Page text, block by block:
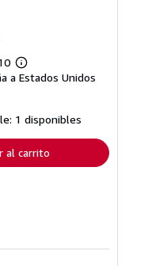
Más
información
tarifas
de
envío
a Estados Unidos
1 disponibles
al carrito